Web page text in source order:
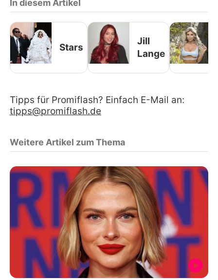
In diesem Artikel
Stars
Jill
Lange
Tipps für Promiflash? Einfach E-Mail an:
tipps@promiflash.de
Weitere Artikel zum Thema